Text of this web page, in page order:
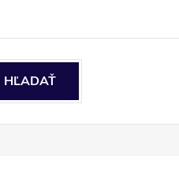
HĽADAŤ